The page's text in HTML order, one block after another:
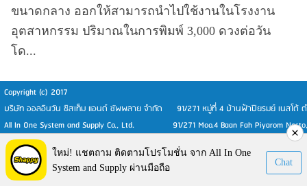
ขนาดกลาง ออกให้สามารถนำไปใช้งานในโรงงาน
อุตสาหกรรม ปริมาณในการพิมพ์ 3,000 ดวงต่อวัน
โด...
Copyright (c) 2017
บริษัท ออลอินวัน ซิสเท็ม แอนด์ ซัพพลาย จำกัด 91/271 หมู่ที่ 4 บ้านฟ้าปิยรมย์ เนสโต้ ต
All In One System and Supply Co., Ltd. 91/271 Moo.4 Baan Fah Piyarom Nesto,
Visitors: 153,658
ใหม่! แชตถาม ติดตามโปรโมชั่น จาก All In One
System and Supply ผ่านมือถือ
Chat